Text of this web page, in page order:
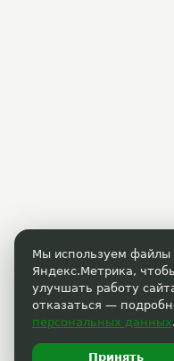
Мы используем файлы
Яндекс.Метрика,
улучшать работу
отказаться —
персональных данных.
Принять